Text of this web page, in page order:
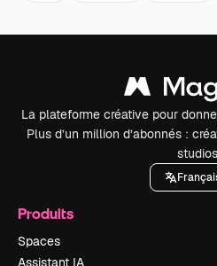
La plateforme créative pour
Plus d’un million d’abonnés :
Produits
Spaces
Assistant IA